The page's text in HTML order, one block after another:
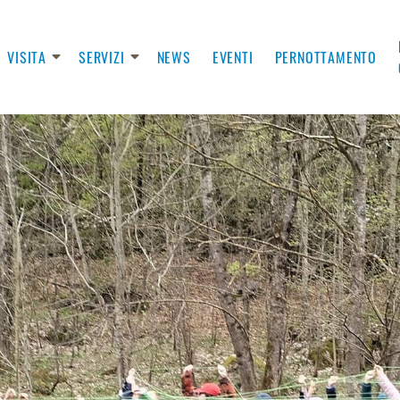
VISITA SERVIZI NEWS EVENTI PERNOTTAMENTO